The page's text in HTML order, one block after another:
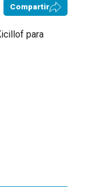
Compartir